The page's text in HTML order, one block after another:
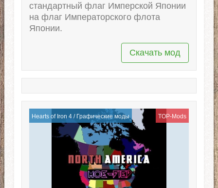
стандартный флаг Имперской Японии
на флаг Императорского флота
Японии.
Скачать мод
Hearts of Iron 4/ Графические моды TOP-Mods